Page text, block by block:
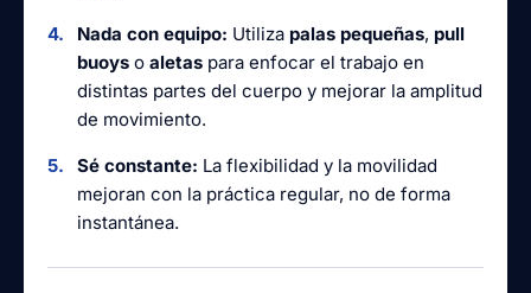
Nada con equipo: Utiliza palas pequeñas, pull
buoys o aletas para enfocar el trabajo en
distintas partes del cuerpo y mejorar la amplitud
de movimiento.
Sé constante: La flexibilidad y la movilidad
mejoran con la práctica regular, no de forma
instantánea.